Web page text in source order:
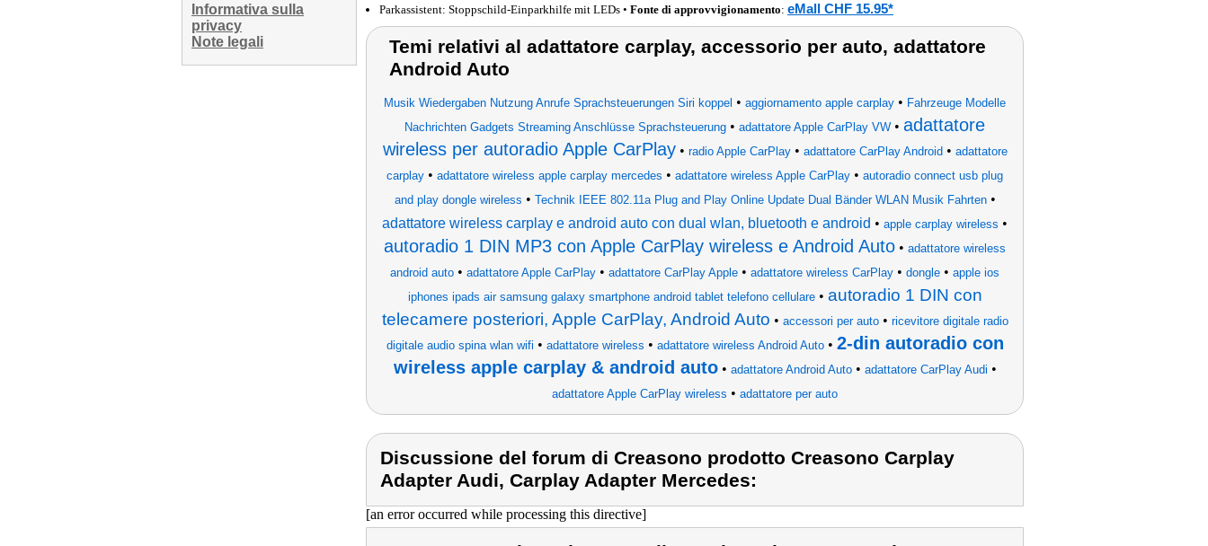
Informativa sulla
privacy
Note legali
Parkassistent: Stoppschild-Einparkhilfe mit LEDs • Fonte di approvvigionamento: eMall CHF 15.95*
Temi relativi al adattatore carplay, accessorio per auto, adattatore
Android Auto
Musik Wiedergaben Nutzung Anrufe Sprachsteuerungen Siri koppel • aggiornamento apple carplay • Fahrzeuge Modelle
Nachrichten Gadgets Streaming Anschlüsse Sprachsteuerung • adattatore Apple CarPlay VW • adattatore
wireless per autoradio Apple CarPlay• radio Apple CarPlay• adattatore CarPlay Android• adattatore
carplay • adattatore wireless apple carplay mercedes • adattatore wireless Apple CarPlay • autoradio connect usb plug
and play dongle wireless • Technik IEEE 802.11a Plug and Play Online Update Dual Bänder WLAN Musik Fahrten•
adattatore wireless carplay e android auto con dual wlan, bluetooth e android • apple carplay wireless •
autoradio 1 DIN MP3 con Apple CarPlay wireless e Android Auto • adattatore wireless
android auto • adattatore Apple CarPlay • adattatore CarPlay Apple • adattatore wireless CarPlay • dongle • apple ios
iphones ipads air samsung galaxy smartphone android tablet telefono cellulare• autoradio 1 DIN con
telecamere posteriori, Apple CarPlay, Android Auto • accessori per auto• ricevitore digitale radio
digitale audio spina wlan wifi • adattatore wireless • adattatore wireless Android Auto• 2-din autoradio con
wireless apple carplay & android auto• adattatore Android Auto• adattatore CarPlay Audi •
adattatore Apple CarPlay wireless • adattatore per auto
Discussione del forum di Creasono prodotto Creasono Carplay
Adapter Audi, Carplay Adapter Mercedes:
[an error occurred while processing this directive]